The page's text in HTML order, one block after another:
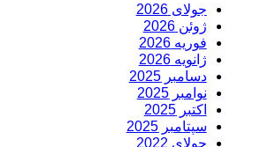
جولای 2026
ژوئن 2026
فوریه 2026
ژانویه 2026
دسامبر 2025
نوامبر 2025
اکتبر 2025
سپتامبر 2025
جولای 2022